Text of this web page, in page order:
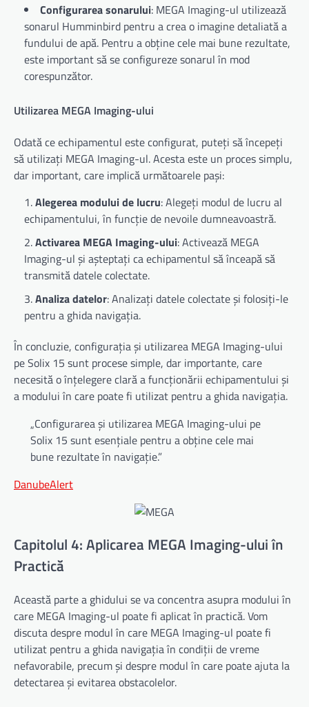
Configurarea sonarului: MEGA Imaging-ul utilizează
sonarul Humminbird pentru a crea o imagine detaliată a
fundului de apă. Pentru a obține cele mai bune rezultate,
este important să se configureze sonarul în mod
corespunzător.
Utilizarea MEGA Imaging-ului
Odată ce echipamentul este configurat, puteți să începeți
să utilizați MEGA Imaging-ul. Acesta este un proces simplu,
dar important, care implică următoarele pași:
Alegerea modului de lucru: Alegeți modul de lucru al
echipamentului, în funcție de nevoile dumneavoastră.
Activarea MEGA Imaging-ului: Activează MEGA
Imaging-ul și așteptați ca echipamentul să înceapă să
transmită datele colectate.
Analiza datelor: Analizați datele colectate și folosiți-le
pentru a ghida navigația.
În concluzie, configurația și utilizarea MEGA Imaging-ului
pe Solix 15 sunt procese simple, dar importante, care
necesită o înțelegere clară a funcționării echipamentului și
a modului în care poate fi utilizat pentru a ghida navigația.
„Configurarea și utilizarea MEGA Imaging-ului pe
Solix 15 sunt esențiale pentru a obține cele mai
bune rezultate în navigație.”
DanubeAlert
Capitolul 4: Aplicarea MEGA Imaging-ului în
Practică
Această parte a ghidului se va concentra asupra modului în
care MEGA Imaging-ul poate fi aplicat în practică. Vom
discuta despre modul în care MEGA Imaging-ul poate fi
utilizat pentru a ghida navigația în condiții de vreme
nefavorabile, precum și despre modul în care poate ajuta la
detectarea și evitarea obstacolelor.